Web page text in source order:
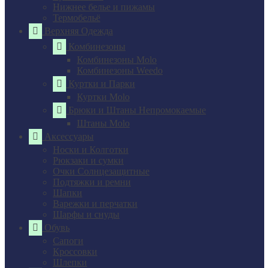
Нижнее белье и пижамы
Термобельё
Верхняя Одежда
Комбинезоны
Комбинезоны Molo
Комбинезоны Weedo
Куртки и Парки
Куртки Molo
Брюки и Штаны Непромокаемые
Штаны Molo
Аксессуары
Носки и Колготки
Рюкзаки и сумки
Очки Солнцезащитные
Подтяжки и ремни
Шапки
Варежки и перчатки
Шарфы и снуды
Обувь
Сапоги
Кроссовки
Шлепки